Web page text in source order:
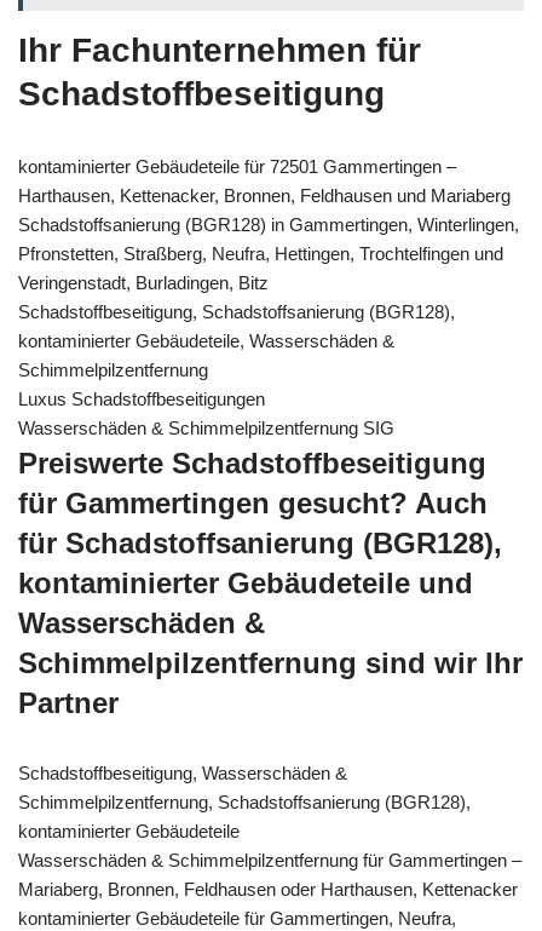
Ihr Fachunternehmen für
Schadstoffbeseitigung
kontaminierter Gebäudeteile für 72501 Gammertingen –
Harthausen, Kettenacker, Bronnen, Feldhausen und Mariaberg
Schadstoffsanierung (BGR128) in Gammertingen, Winterlingen,
Pfronstetten, Straßberg, Neufra, Hettingen, Trochtelfingen und
Veringenstadt, Burladingen, Bitz
Schadstoffbeseitigung, Schadstoffsanierung (BGR128),
kontaminierter Gebäudeteile, Wasserschäden &
Schimmelpilzentfernung
Luxus Schadstoffbeseitigungen
Wasserschäden & Schimmelpilzentfernung SIG
Preiswerte Schadstoffbeseitigung
für Gammertingen gesucht? Auch
für Schadstoffsanierung (BGR128),
kontaminierter Gebäudeteile und
Wasserschäden &
Schimmelpilzentfernung sind wir Ihr
Partner
Schadstoffbeseitigung, Wasserschäden &
Schimmelpilzentfernung, Schadstoffsanierung (BGR128),
kontaminierter Gebäudeteile
Wasserschäden & Schimmelpilzentfernung für Gammertingen –
Mariaberg, Bronnen, Feldhausen oder Harthausen, Kettenacker
kontaminierter Gebäudeteile für Gammertingen, Neufra,